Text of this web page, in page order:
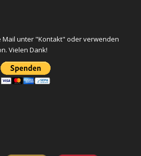
Mail unter "Kontakt" oder verwenden
Vielen Dank!